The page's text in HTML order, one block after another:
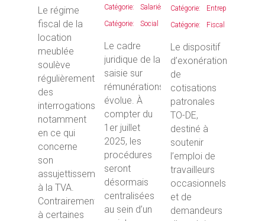
Le régime
fiscal de la
location
meublée
soulève
régulièrement
des
interrogations,
notamment
en ce qui
concerne
son
assujettissement
à la TVA.
Contrairement
à certaines
Salariés
Social
Le cadre
juridique de la
saisie sur
rémunérations
évolue. À
compter du
1er juillet
2025, les
procédures
seront
désormais
centralisées
au sein d’un
Entreprises
Fiscal
Le dispositif
d’exonération
de
cotisations
patronales
TO-DE,
destiné à
soutenir
l’emploi de
travailleurs
occasionnels
et de
demandeurs